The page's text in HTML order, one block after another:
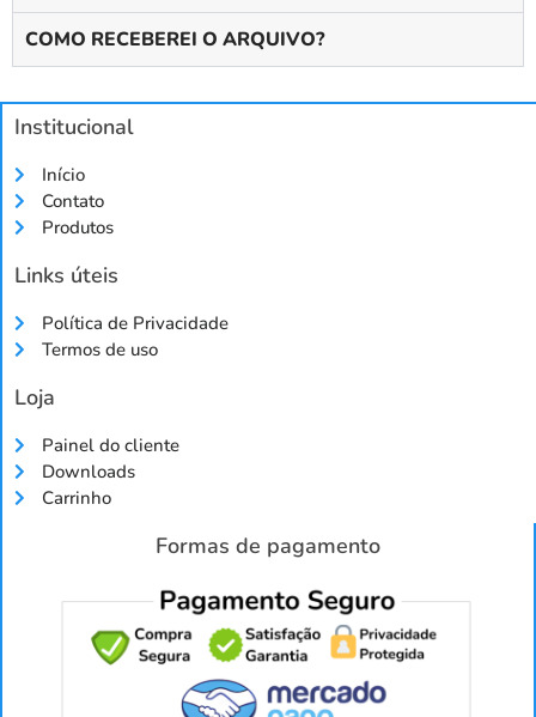
COMO RECEBEREI O ARQUIVO?
Institucional
Início
Contato
Produtos
Links úteis
Política de Privacidade
Termos de uso
Loja
Painel do cliente
Downloads
Carrinho
Formas de pagamento